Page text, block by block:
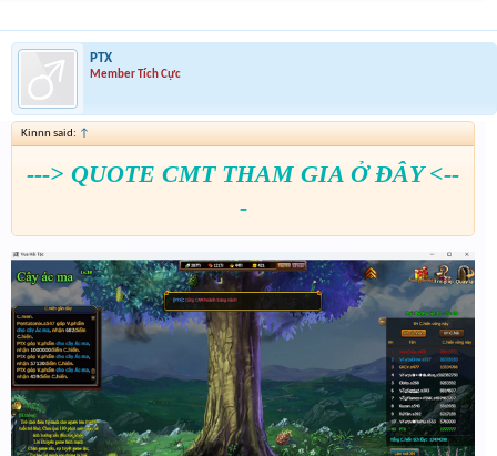
PTX
Member Tích Cực
Kinnn said: ↑
---> QUOTE CMT THAM GIA Ở ĐÂY <--
-